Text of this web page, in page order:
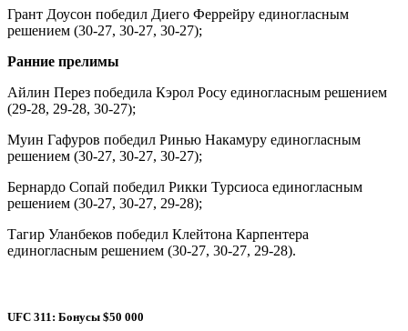
Грант Доусон победил Диего Феррейру единогласным
решением (30-27, 30-27, 30-27);
Ранние прелимы
Айлин Перез победила Кэрол Росу единогласным решением
(29-28, 29-28, 30-27);
Муин Гафуров победил Ринью Накамуру единогласным
решением (30-27, 30-27, 30-27);
Бернардо Сопай победил Рикки Турсиоса единогласным
решением (30-27, 30-27, 29-28);
Тагир Уланбеков победил Клейтона Карпентера
единогласным решением (30-27, 30-27, 29-28).
UFC 311: Бонусы $50 000